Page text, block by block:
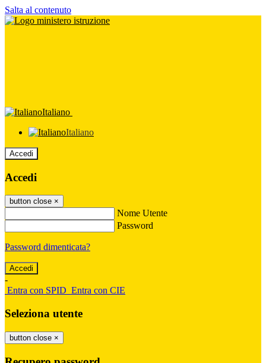
Salta al contenuto
Italiano
Italiano
Accedi
Accedi
button close ×
Nome Utente
Password
Password dimenticata?
-
Entra con SPID Entra con CIE
Seleziona utente
button close ×